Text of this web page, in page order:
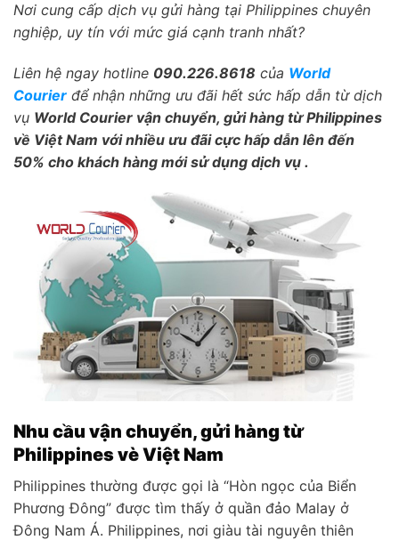
Nơi cung cấp dịch vụ gửi hàng tại Philippines chuyên
nghiệp, uy tín với mức giá cạnh tranh nhất?
Liên hệ ngay hotline 090.226.8618 của World
Courier để nhận những ưu đãi hết sức hấp dẫn từ dịch
vụ World Courier vận chuyển, gửi hàng từ Philippines
về Việt Nam với nhiều ưu đãi cực hấp dẫn lên đến
50% cho khách hàng mới sử dụng dịch vụ .
Nhu cầu vận chuyển, gửi hàng từ
Philippines vè Việt Nam
Philippines thường được gọi là “Hòn ngọc của Biển
Phương Đông” được tìm thấy ở quần đảo Malay ở
Đông Nam Á. Philippines, nơi giàu tài nguyên thiên